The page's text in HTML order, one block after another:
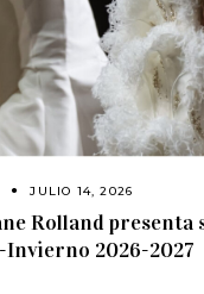
JULIO 14, 2026
Rolland presenta
Invierno 2026-2027